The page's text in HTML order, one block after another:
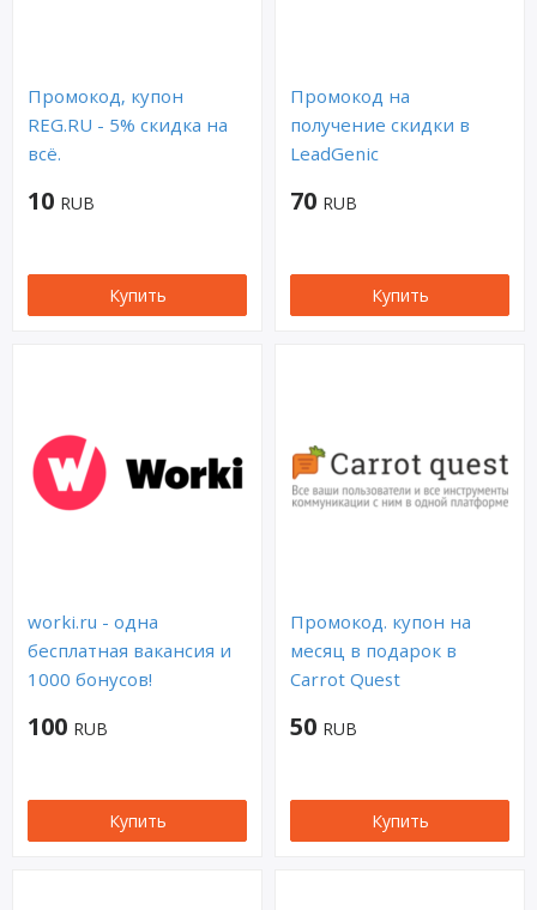
Промокод, купон
REG.RU - 5% скидка на
всё.
10 RUB
Купить
Промокод на
получение скидки в
LeadGenic
70 RUB
Купить
worki.ru - одна
бесплатная вакансия и
1000 бонусов!
100 RUB
Купить
Промокод. купон на
месяц в подарок в
Сarrot Quest
50 RUB
Купить